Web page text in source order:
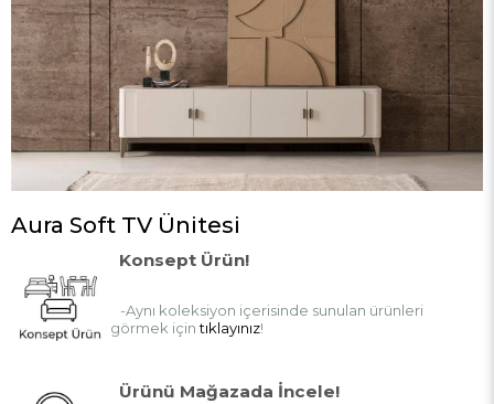
Aura Soft TV Ünitesi
Konsept Ürün!
-Aynı koleksiyon içerisinde sunulan ürünleri
görmek içintıklayınız!
Ürünü Mağazada İncele!